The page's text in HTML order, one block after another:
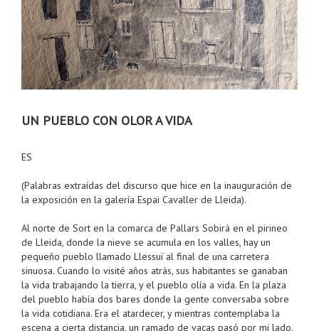
UN PUEBLO CON OLOR A VIDA
ES
(Palabras extraídas del discurso que hice en la inauguración de
la exposición en la galería Espai Cavaller de Lleida).
Al norte de Sort en la comarca de Pallars Sobirà en el pirineo
de Lleida, donde la nieve se acumula en los valles, hay un
pequeño pueblo llamado Llessuï al final de una carretera
sinuosa. Cuando lo visité años atrás, sus habitantes se ganaban
la vida trabajando la tierra, y el pueblo olía a vida. En la plaza
del pueblo había dos bares donde la gente conversaba sobre
la vida cotidiana. Era el atardecer, y mientras contemplaba la
escena a cierta distancia, un ramado de vacas pasó por mi lado.